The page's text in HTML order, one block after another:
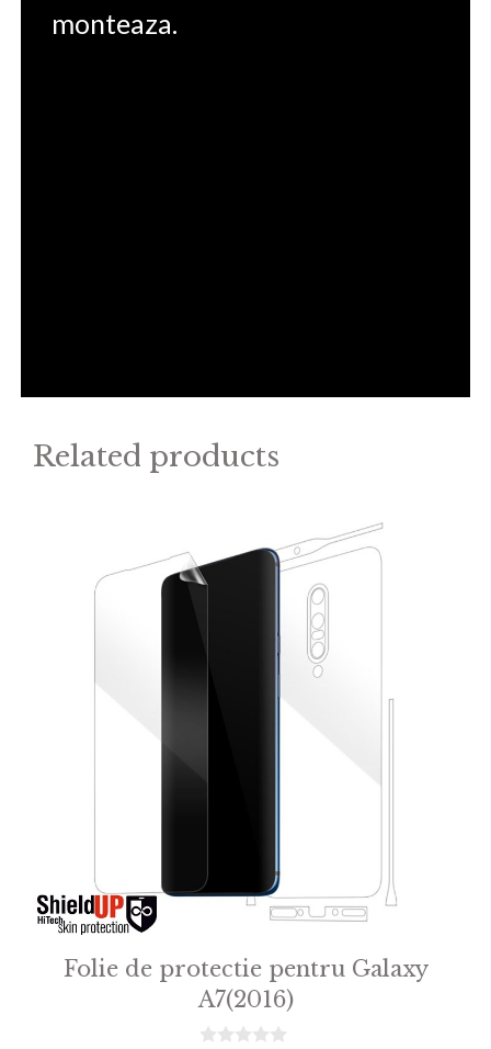
monteaza.
Related products
Folie de protectie pentru Galaxy
A7(2016)